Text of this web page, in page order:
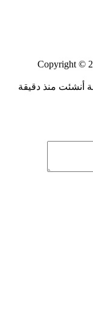
Copyright ©
هذه الصفحة أنشئت منذ دقيقة